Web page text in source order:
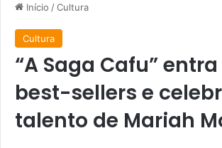
Início /Cultura
Cultura
“A Saga Cafu”
best-sellers e
talento de Mariah